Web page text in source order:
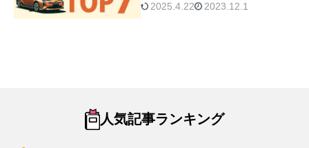
2025.4.22 2023.12.1
人気記事ランキング